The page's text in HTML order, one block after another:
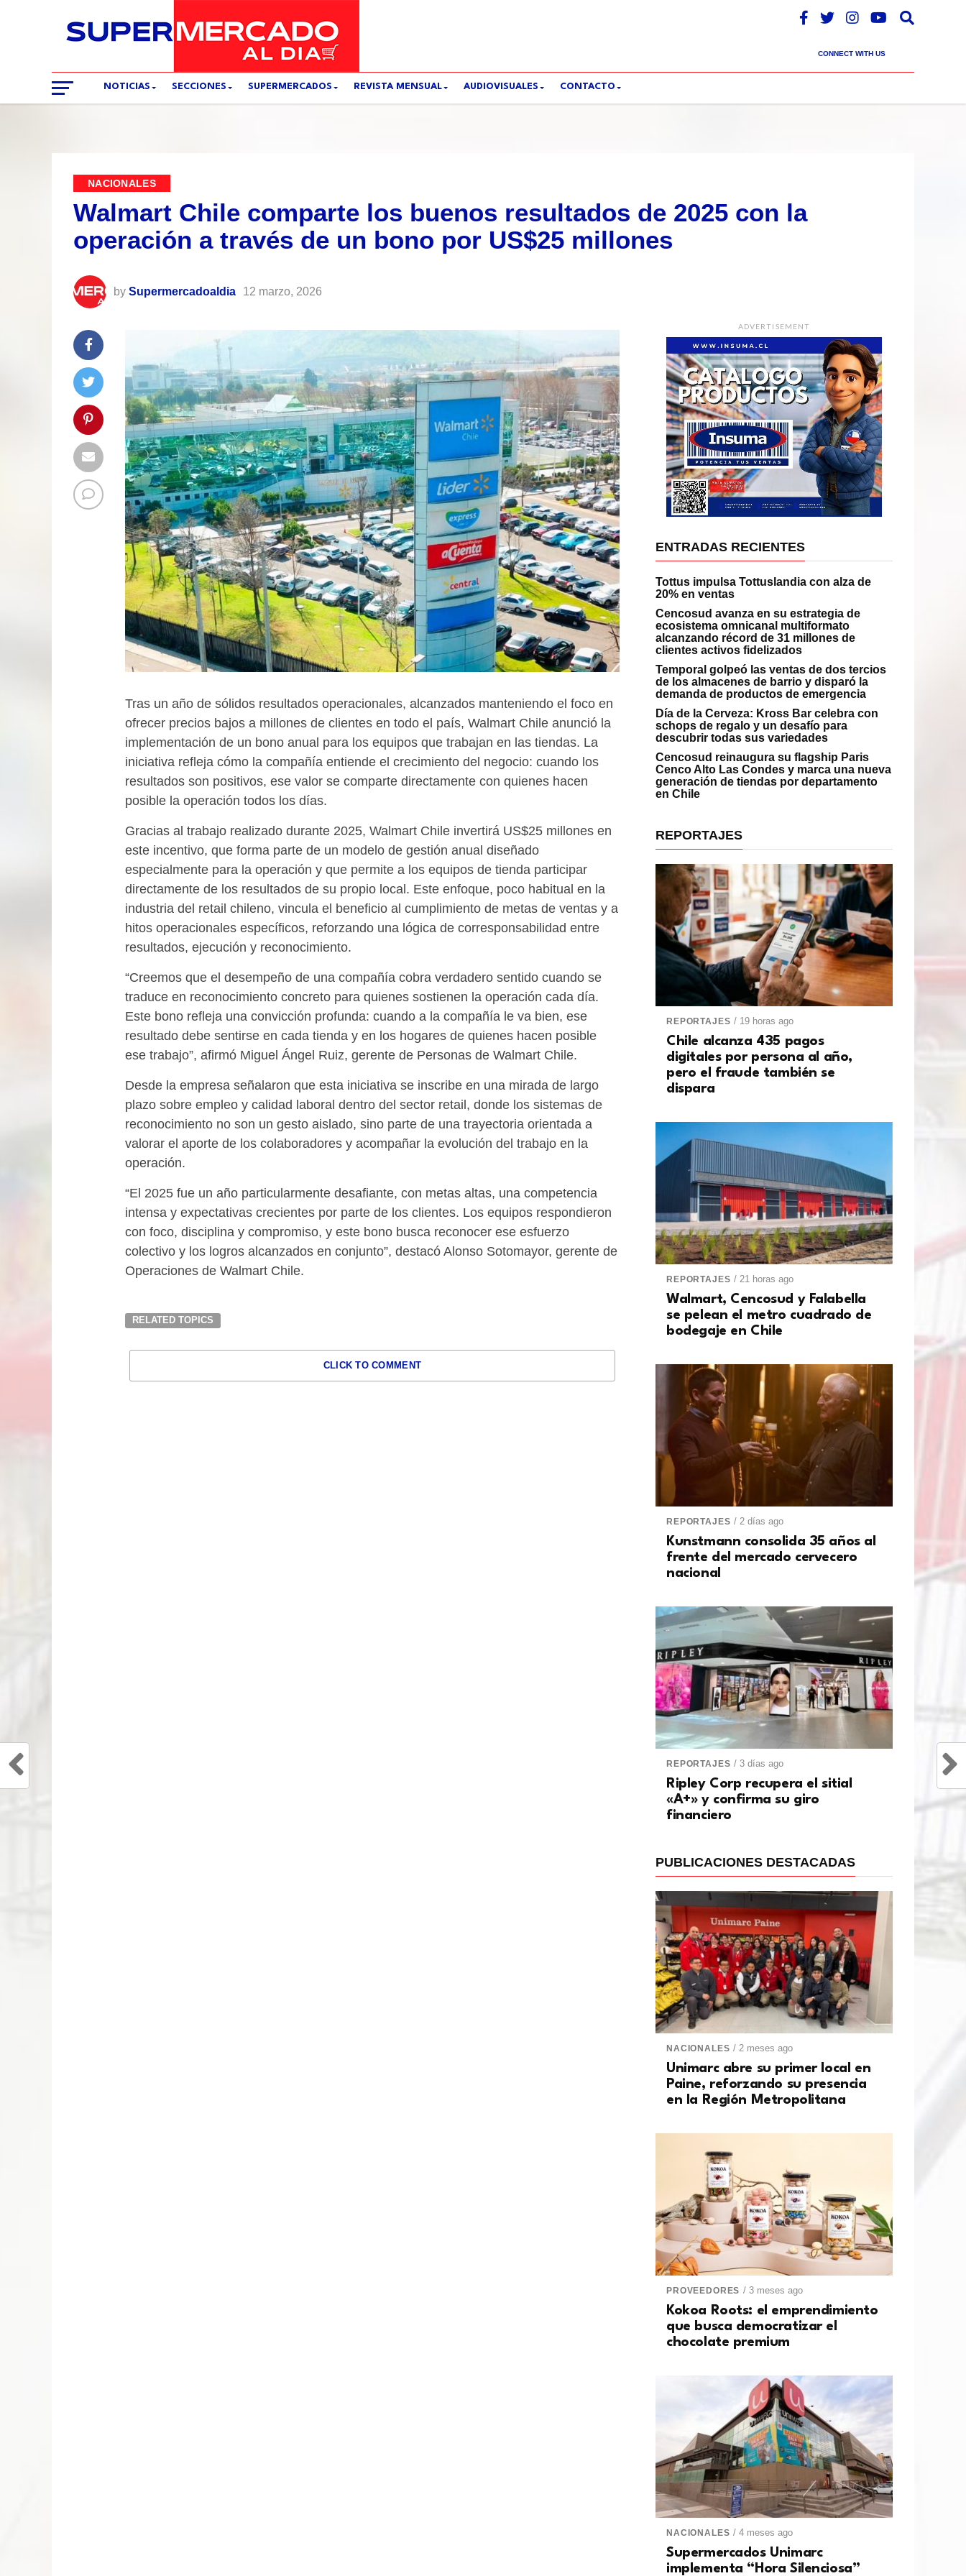
CONNECT WITH US
NOTICIAS SECCIONES SUPERMERCADOS REVISTA MENSUAL AUDIOVISUALES CONTACTO
NACIONALES
Walmart Chile comparte los buenos resultados de 2025 con la
operación a través de un bono por US$25 millones
by Supermercadoaldia 12 marzo, 2026
Tras un año de sólidos resultados operacionales, alcanzados manteniendo el foco en
ofrecer precios bajos a millones de clientes en todo el país, Walmart Chile anunció la
implementación de un bono anual para los equipos que trabajan en las tiendas. La
iniciativa refleja cómo la compañía entiende el crecimiento del negocio: cuando los
resultados son positivos, ese valor se comparte directamente con quienes hacen
posible la operación todos los días.
Gracias al trabajo realizado durante 2025, Walmart Chile invertirá US$25 millones en
este incentivo, que forma parte de un modelo de gestión anual diseñado
especialmente para la operación y que permite a los equipos de tienda participar
directamente de los resultados de su propio local. Este enfoque, poco habitual en la
industria del retail chileno, vincula el beneficio al cumplimiento de metas de ventas y a
hitos operacionales específicos, reforzando una lógica de corresponsabilidad entre
resultados, ejecución y reconocimiento.
“Creemos que el desempeño de una compañía cobra verdadero sentido cuando se
traduce en reconocimiento concreto para quienes sostienen la operación cada día.
Este bono refleja una convicción profunda: cuando a la compañía le va bien, ese
resultado debe sentirse en cada tienda y en los hogares de quienes hacen posible
ese trabajo”, afirmó Miguel Ángel Ruiz, gerente de Personas de Walmart Chile.
Desde la empresa señalaron que esta iniciativa se inscribe en una mirada de largo
plazo sobre empleo y calidad laboral dentro del sector retail, donde los sistemas de
reconocimiento no son un gesto aislado, sino parte de una trayectoria orientada a
valorar el aporte de los colaboradores y acompañar la evolución del trabajo en la
operación.
“El 2025 fue un año particularmente desafiante, con metas altas, una competencia
intensa y expectativas crecientes por parte de los clientes. Los equipos respondieron
con foco, disciplina y compromiso, y este bono busca reconocer ese esfuerzo
colectivo y los logros alcanzados en conjunto”, destacó Alonso Sotomayor, gerente de
Operaciones de Walmart Chile.
RELATED TOPICS
CLICK TO COMMENT
ADVERTISEMENT
ENTRADAS RECIENTES
Tottus impulsa Tottuslandia con alza de
20% en ventas
Cencosud avanza en su estrategia de
ecosistema omnicanal multiformato
alcanzando récord de 31 millones de
clientes activos fidelizados
Temporal golpeó las ventas de dos tercios
de los almacenes de barrio y disparó la
demanda de productos de emergencia
Día de la Cerveza: Kross Bar celebra con
schops de regalo y un desafío para
descubrir todas sus variedades
Cencosud reinaugura su flagship Paris
Cenco Alto Las Condes y marca una nueva
generación de tiendas por departamento
en Chile
REPORTAJES
REPORTAJES / 19 horas ago
Chile alcanza 435 pagos
digitales por persona al año,
pero el fraude también se
dispara
REPORTAJES / 21 horas ago
Walmart, Cencosud y Falabella
se pelean el metro cuadrado de
bodegaje en Chile
REPORTAJES / 2 días ago
Kunstmann consolida 35 años al
frente del mercado cervecero
nacional
REPORTAJES / 3 días ago
Ripley Corp recupera el sitial
«A+» y confirma su giro
financiero
PUBLICACIONES DESTACADAS
NACIONALES / 2 meses ago
Unimarc abre su primer local en
Paine, reforzando su presencia
en la Región Metropolitana
PROVEEDORES / 3 meses ago
Kokoa Roots: el emprendimiento
que busca democratizar el
chocolate premium
NACIONALES / 4 meses ago
Supermercados Unimarc
implementa “Hora Silenciosa”